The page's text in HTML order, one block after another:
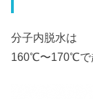
分子内脱水は
160℃〜170℃で